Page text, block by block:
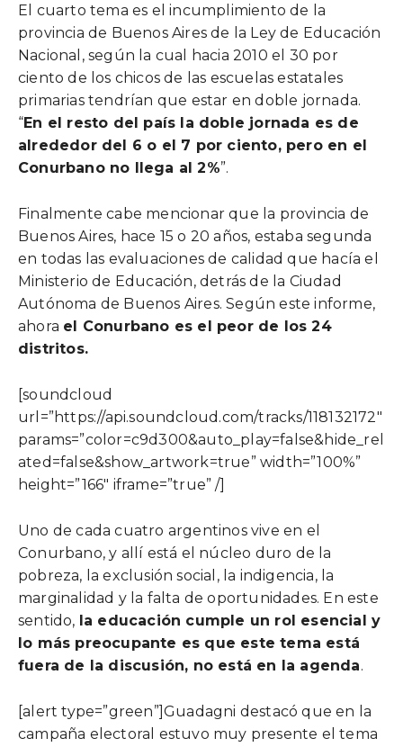
El cuarto tema es el incumplimiento de la
provincia de Buenos Aires de la Ley de Educación
Nacional, según la cual hacia 2010 el 30 por
ciento de los chicos de las escuelas estatales
primarias tendrían que estar en doble jornada.
“En el resto del país la doble jornada es de
alrededor del 6 o el 7 por ciento, pero en el
Conurbano no llega al 2%”.
Finalmente cabe mencionar que la provincia de
Buenos Aires, hace 15 o 20 años, estaba segunda
en todas las evaluaciones de calidad que hacía el
Ministerio de Educación, detrás de la Ciudad
Autónoma de Buenos Aires. Según este informe,
ahora el Conurbano es el peor de los 24
distritos.
[soundcloud
url=”https://api.soundcloud.com/tracks/118132172″
params=”color=c9d300&auto_play=false&hide_rel
ated=false&show_artwork=true” width=”100%”
height=”166″ iframe=”true” /]
Uno de cada cuatro argentinos vive en el
Conurbano, y allí está el núcleo duro de la
pobreza, la exclusión social, la indigencia, la
marginalidad y la falta de oportunidades. En este
sentido, la educación cumple un rol esencial y
lo más preocupante es que este tema está
fuera de la discusión, no está en la agenda.
[alert type=”green”]Guadagni destacó que en la
campaña electoral estuvo muy presente el tema